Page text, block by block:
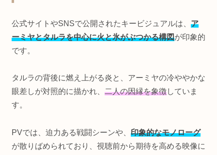
公式サイトやSNSで公開されたキービジュアルは、 ア
ーミヤとタルラを中心に火と氷がぶつかる構図が印象的
です。
タルラの背後に燃え上がる炎と、アーミヤの冷ややかな
眼差しが対照的に描かれ、 二人の因縁を象徴していま
す。
PVでは、迫力ある戦闘シーンや、 印象的なモノローグ
が散りばめられており、視聴前から期待を高める映像に